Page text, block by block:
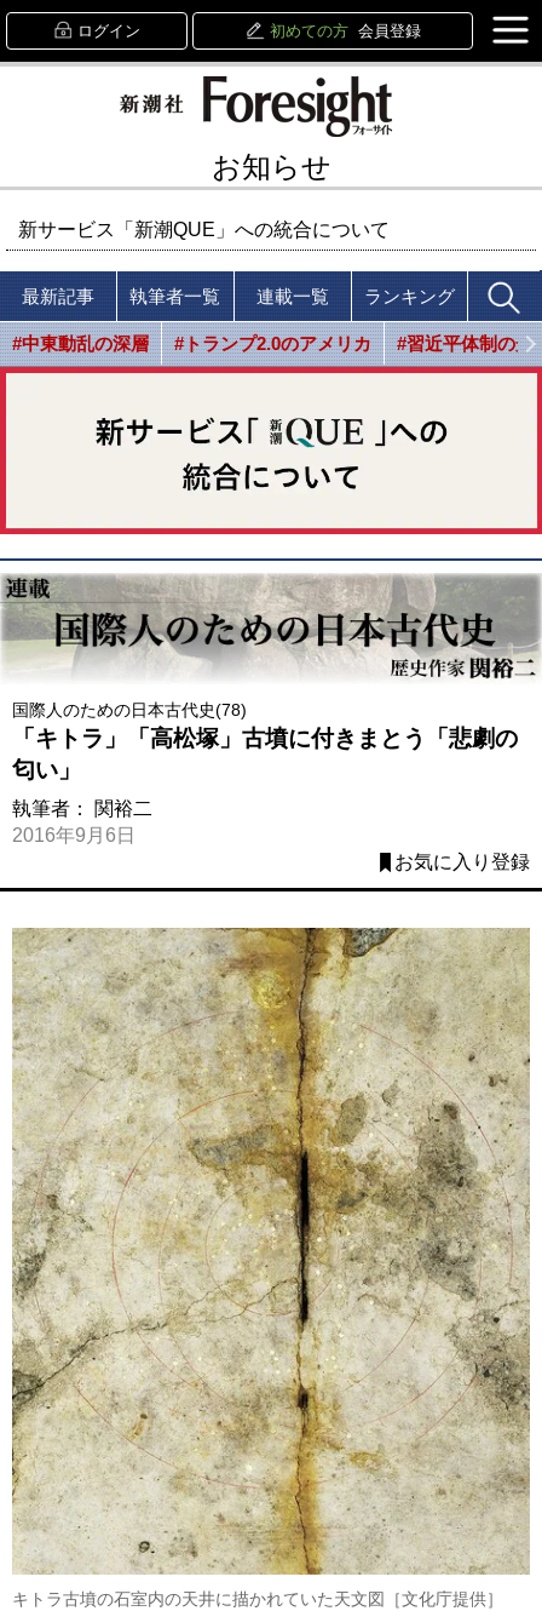
ログイン 初めての方 会員登録
お知らせ
新サービス「新潮QUE」への統合について
最新記事 執筆者一覧 連載一覧 ランキング
#中東動乱の深層 #トランプ2.0のアメリカ #習近平体制の光
国際人のための日本古代史(78)
「キトラ」「高松塚」古墳に付きまとう「悲劇の
匂い」
執筆者： 関裕二
2016年9月6日
お気に入り登録
キトラ古墳の石室内の天井に描かれていた天文図［文化庁提供］